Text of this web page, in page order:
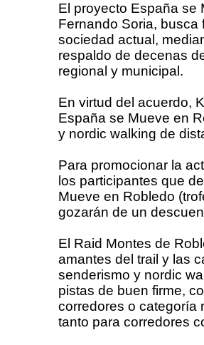
El proyecto España se
Fernando Soria, busca
sociedad actual,
respaldo de decenas
regional y municipal.
En virtud del acuerdo,
España se Mueve en
y nordic walking de
Para promocionar la
los participantes que
Mueve en Robledo
gozarán de un
El Raid Montes de
amantes del trail y las
senderismo y nordic
pistas de buen firme,
corredores o categoría
tanto para corredores